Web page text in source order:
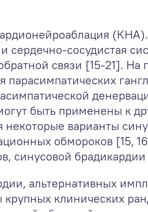
сосудистая
связи [15-21]. На
быть применены к
варианты
обмороков [15,
синусовой
альтернативных
клинических